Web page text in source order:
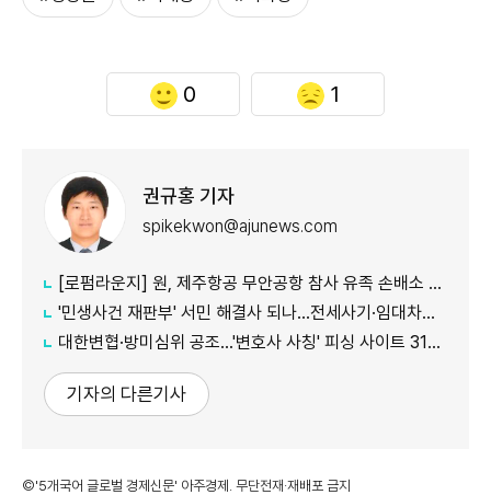
0 1
권규홍 기자
spikekwon@ajunews.com
[로펌라운지] 원, 제주항공 무안공항 참사 유족 손배소 대리..."참사 진상 명확히 규명"
'민생사건 재판부' 서민 해결사 되나...전세사기·임대차분쟁 평균 3개월내 해결
대한변협·방미심위 공조…'변호사 사칭' 피싱 사이트 31건 무더기 차단
기자의 다른기사
©'5개국어 글로벌 경제신문' 아주경제. 무단전재·재배포 금지